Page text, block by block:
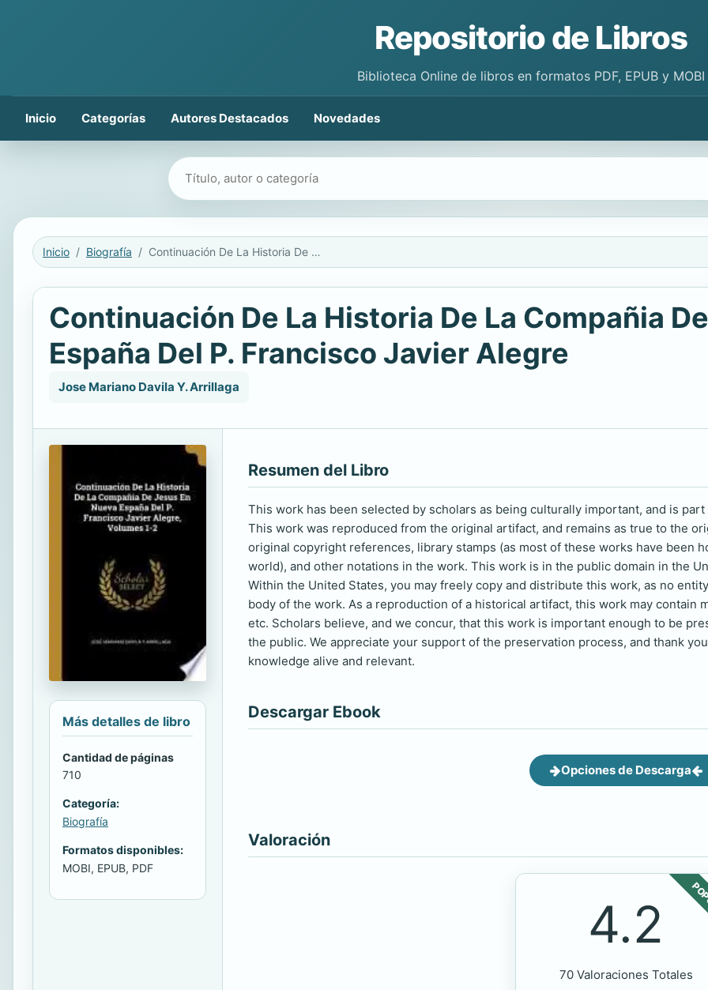
Repositorio de Libros
Biblioteca Online de libros en formatos PDF, EPUB y MOBI
Inicio Categorías Autores Destacados Novedades
Buscar libros
Inicio Biografía Continuación De La Historia De La Compañia De Jesus En Nueva España Del P. Francisco Javier Alegre
Continuación De La Historia De La Compañia
España Del P. Francisco Javier Alegre
Jose Mariano Davila Y. Arrillaga
Más detalles de libro
Cantidad de páginas
710
Categoría:
Biografía
Formatos disponibles:
MOBI, EPUB, PDF
Resumen del Libro
This work has been selected by scholars as being culturally important, and is
This work was reproduced from the original artifact, and remains as true to the
original copyright references, library stamps (as most of these works have been
world), and other notations in the work. This work is in the public domain in the
Within the United States, you may freely copy and distribute this work, as no
body of the work. As a reproduction of a historical artifact, this work may contain
etc. Scholars believe, and we concur, that this work is important enough to be
the public. We appreciate your support of the preservation process, and thank
knowledge alive and relevant.
Descargar Ebook
Opciones de Descarga
Valoración
4.2
70 Valoraciones Totales